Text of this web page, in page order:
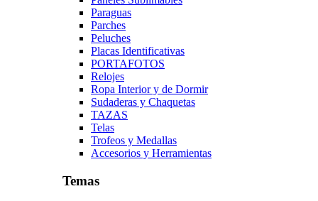
Paraguas
Parches
Peluches
Placas Identificativas
PORTAFOTOS
Relojes
Ropa Interior y de Dormir
Sudaderas y Chaquetas
TAZAS
Telas
Trofeos y Medallas
Accesorios y Herramientas
Temas